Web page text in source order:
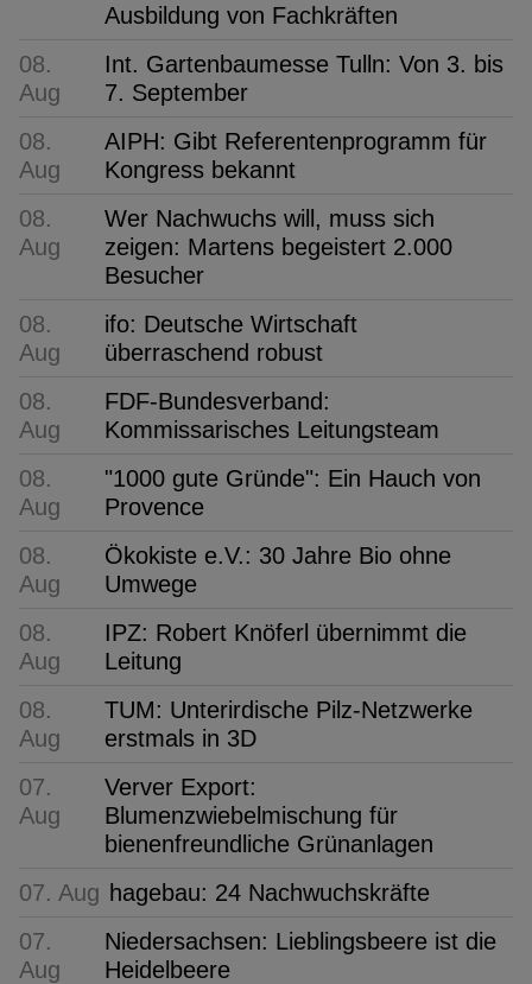
Ausbildung von Fachkräften
08.
Aug
Int. Gartenbaumesse Tulln: Von 3. bis
7. September
08.
Aug
AIPH: Gibt Referentenprogramm für
Kongress bekannt
08.
Aug
Wer Nachwuchs will, muss sich
zeigen: Martens begeistert 2.000
Besucher
08.
Aug
ifo: Deutsche Wirtschaft
überraschend robust
08.
Aug
FDF-Bundesverband:
Kommissarisches Leitungsteam
08.
Aug
"1000 gute Gründe": Ein Hauch von
Provence
08.
Aug
Ökokiste e.V.: 30 Jahre Bio ohne
Umwege
08.
Aug
IPZ: Robert Knöferl übernimmt die
Leitung
08.
Aug
TUM: Unterirdische Pilz-Netzwerke
erstmals in 3D
07.
Aug
Verver Export:
Blumenzwiebelmischung für
bienenfreundliche Grünanlagen
07. Aug hagebau: 24 Nachwuchskräfte
07.
Aug
Niedersachsen: Lieblingsbeere ist die
Heidelbeere